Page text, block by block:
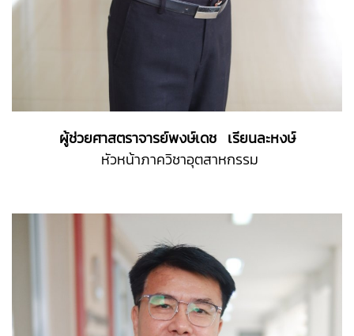
ผู้ช่วยศาสตราจารย์พงษ์เดช เรียนละหงษ์
หัวหน้าภาควิชาอุตสาหกรรม